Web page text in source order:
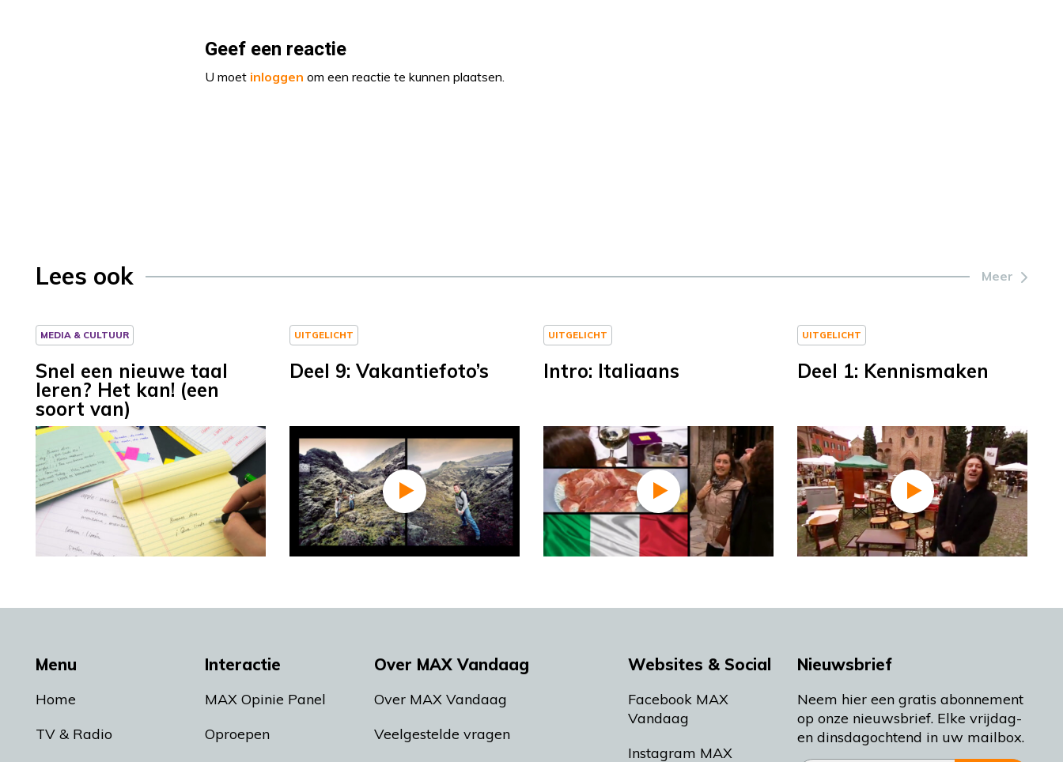
Geef een reactie
U moet inloggen om een reactie te kunnen plaatsen.
Lees ook Meer
MEDIA & CULTUUR
Snel een nieuwe taal
leren? Het kan! (een
soort van)
UITGELICHT
Deel 9: Vakantiefoto’s
UITGELICHT
Intro: Italiaans
UITGELICHT
Deel 1: Kennismaken
Menu
Home
TV & Radio
Interactie
MAX Opinie Panel
Oproepen
Over MAX Vandaag
Over MAX Vandaag
Veelgestelde vragen
Websites & Social
Facebook MAX
Vandaag
Instagram MAX
Nieuwsbrief
Neem hier een gratis abonnement
op onze nieuwsbrief. Elke vrijdag-
en dinsdagochtend in uw mailbox.